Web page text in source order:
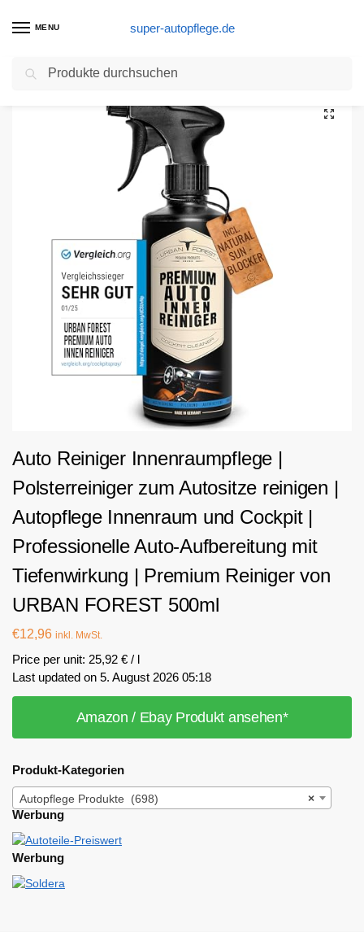
MENU super-autopflege.de
Start Autopflege Produkte Auto Reiniger Innenraumpflege | Polsterreiniger zum Autositze reinigen | Autopflege Innenraum und Cockpit | Professionelle Auto-Aufbereitung mit Tiefenwirkung | Premium Reiniger von URBAN FOREST 500ml
Auto Reiniger Innenraumpflege |
Polsterreiniger zum Autositze reinigen |
Autopflege Innenraum und Cockpit |
Professionelle Auto-Aufbereitung mit
Tiefenwirkung | Premium Reiniger von
URBAN FOREST 500ml
€12,96 inkl. MwSt.
Price per unit: 25,92 € / l
Last updated on 5. August 2026 05:18
Amazon / Ebay Produkt ansehen*
Produkt-Kategorien
×
Autopflege Produkte (698)
Werbung
Werbung